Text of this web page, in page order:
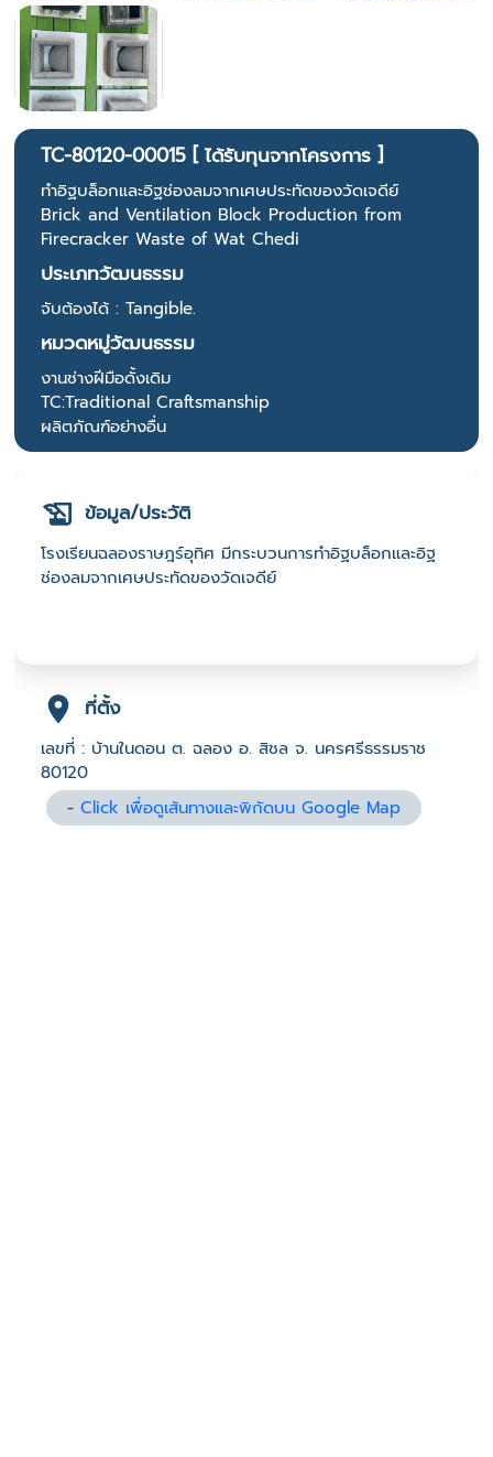
TC-80120-00015 [ ได้รับทุนจากโครงการ ]
ทำอิฐบล็อกและอิฐช่องลมจากเศษประทัดของวัดเจดีย์
Brick and Ventilation Block Production from
Firecracker Waste of Wat Chedi
ประเภทวัฒนธรรม
จับต้องได้ : Tangible.
หมวดหมู่วัฒนธรรม
งานช่างฝีมือดั้งเดิม
TC:Traditional Craftsmanship
ผลิตภัณฑ์อย่างอื่น
ข้อมูล/ประวัติ
โรงเรียนฉลองราษฎร์อุทิศ มีกระบวนการทำอิฐบล็อกและอิฐ
ช่องลมจากเศษประทัดของวัดเจดีย์
ที่ตั้ง
เลขที่ : บ้านในดอน ต. ฉลอง อ. สิชล จ. นครศรีธรรมราช
80120
-Click เพื่อดูเส้นทางและพิกัดบน Google Map